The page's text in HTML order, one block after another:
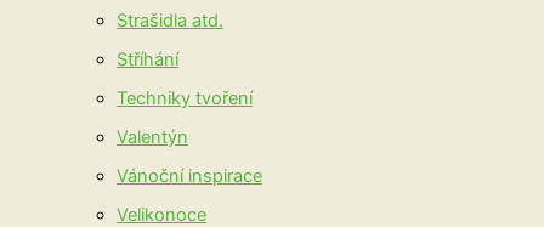
Strašidla atd.
Stříhání
Techniky tvoření
Valentýn
Vánoční inspirace
Velikonoce